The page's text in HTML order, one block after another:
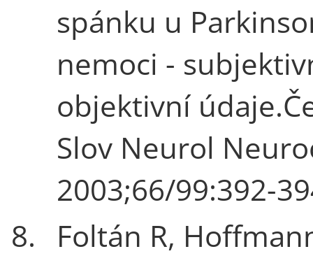
spánku u
nemoci -
objektivní
Slov Neurol
2003;66/99:392-
8.
Foltán R,